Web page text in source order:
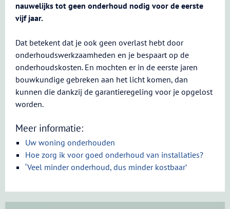
nauwelijks tot geen onderhoud nodig voor de eerste
vijf jaar.
Dat betekent dat je ook geen overlast hebt door
onderhoudswerkzaamheden en je bespaart op de
onderhoudskosten. En mochten er in de eerste jaren
bouwkundige gebreken aan het licht komen, dan
kunnen die dankzij de garantieregeling voor je opgelost
worden.
Meer informatie:
Uw woning onderhouden
Hoe zorg ik voor goed onderhoud van installaties?
‘Veel minder onderhoud, dus minder kostbaar’